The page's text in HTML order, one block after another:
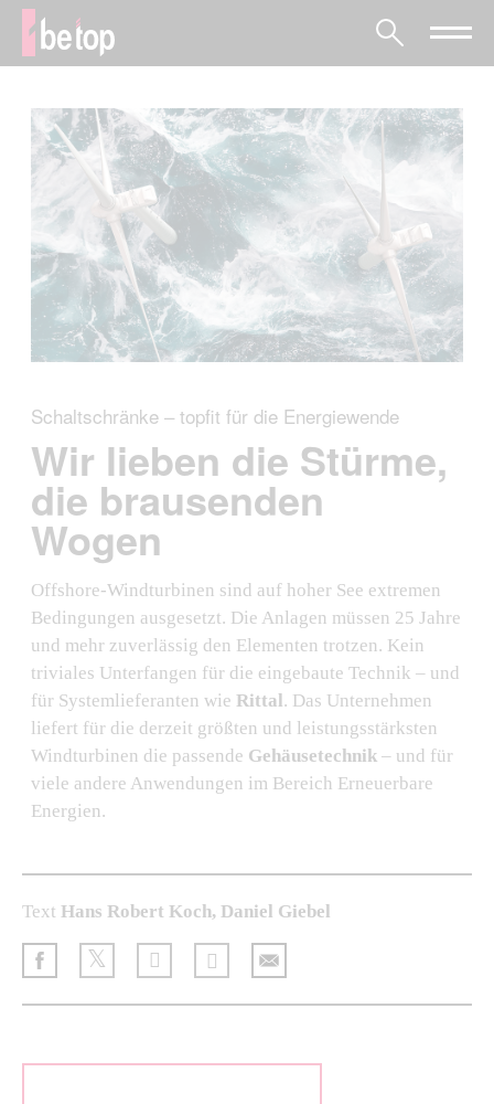
Schaltschränke – topfit für die Energiewende
Wir lieben die Stürme,
die brausenden
Wogen
Offshore-Windturbinen sind auf hoher See extremen
Bedingungen ausgesetzt. Die Anlagen müssen 25 Jahre
und mehr zuverlässig den Elementen trotzen. Kein
triviales Unterfangen für die eingebaute Technik – und
für Systemlieferanten wie Rittal. Das Unternehmen
liefert für die derzeit größten und leistungsstärksten
Windturbinen die passende Gehäusetechnik – und für
viele andere Anwendungen im Bereich Erneuerbare
Energien.
Text Hans Robert Koch, Daniel Giebel